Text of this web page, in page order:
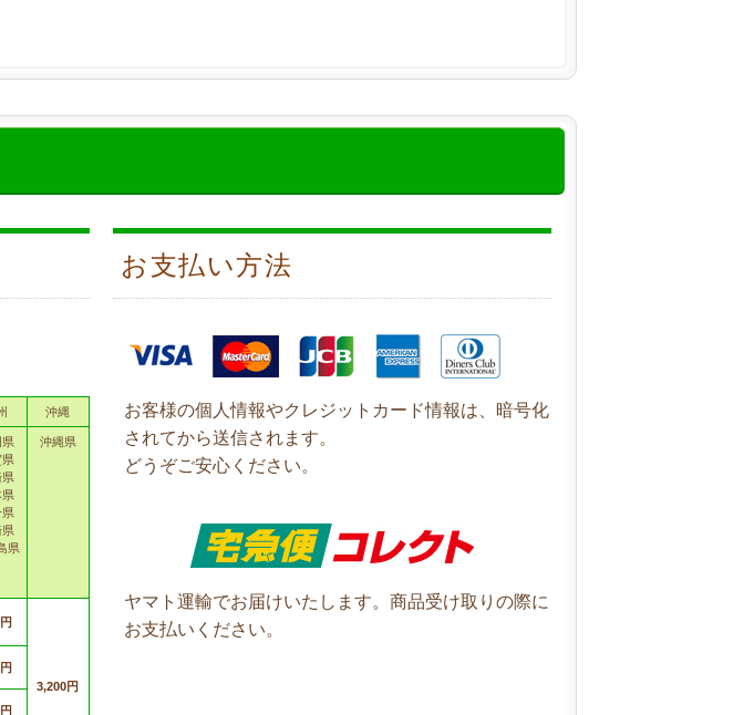
沖縄
県
県
県
県
県
県
県
沖縄県
3,200円
お支払い方法
お客様の個人情報やクレジットカード情報は、暗号化
されてから送信されます。
どうぞご安心ください。
ヤマト運輸でお届けいたします。商品受け取りの際に
お支払いください。